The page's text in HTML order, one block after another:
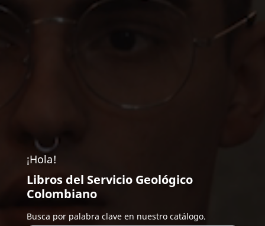
¡Hola!
Libros del Servicio Geológico
Colombiano
Busca por palabra clave en nuestro catálogo.